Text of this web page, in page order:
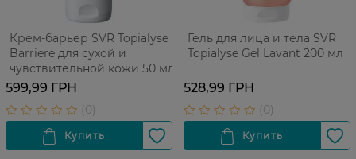
Крем-барьер SVR Topialyse
Barriere для сухой и
чувствительной кожи 50 мл
599,99 ГРН
Гель для лица и тела SVR
Topialyse Gel Lavant 200 мл
528,99 ГРН